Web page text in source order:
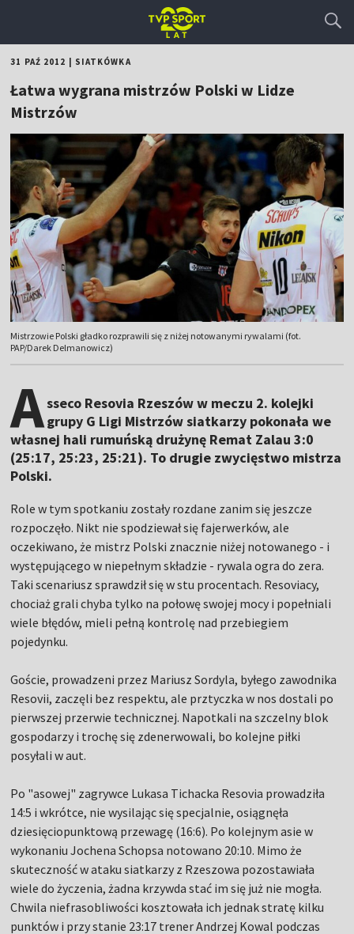
31 PAŹ 2012 SIATKÓWKA
Łatwa wygrana mistrzów Polski w Lidze
Mistrzów
Mistrzowie Polski gładko rozprawili się z niżej notowanymi rywalami (fot.
PAP/Darek Delmanowicz)
Asseco Resovia Rzeszów w meczu 2. kolejki
grupy G Ligi Mistrzów siatkarzy pokonała we
własnej hali rumuńską drużynę Remat Zalau 3:0
(25:17, 25:23, 25:21). To drugie zwycięstwo mistrza
Polski.
Role w tym spotkaniu zostały rozdane zanim się jeszcze
rozpoczęło. Nikt nie spodziewał się fajerwerków, ale
oczekiwano, że mistrz Polski znacznie niżej notowanego - i
występującego w niepełnym składzie - rywala ogra do zera.
Taki scenariusz sprawdził się w stu procentach. Resoviacy,
chociaż grali chyba tylko na połowę swojej mocy i popełniali
wiele błędów, mieli pełną kontrolę nad przebiegiem
pojedynku.
Goście, prowadzeni przez Mariusz Sordyla, byłego zawodnika
Resovii, zaczęli bez respektu, ale prztyczka w nos dostali po
pierwszej przerwie technicznej. Napotkali na szczelny blok
gospodarzy i trochę się zdenerwowali, bo kolejne piłki
posyłali w aut.
Po "asowej" zagrywce Lukasa Tichacka Resovia prowadziła
14:5 i wkrótce, nie wysilając się specjalnie, osiągnęła
dziesięciopunktową przewagę (16:6). Po kolejnym asie w
wykonaniu Jochena Schopsa notowano 20:10. Mimo że
skuteczność w ataku siatkarzy z Rzeszowa pozostawiała
wiele do życzenia, żadna krzywda stać im się już nie mogła.
Chwila niefrasobliwości kosztowała ich jednak stratę kilku
punktów i przy stanie 23:17 trener Andrzej Kowal podczas